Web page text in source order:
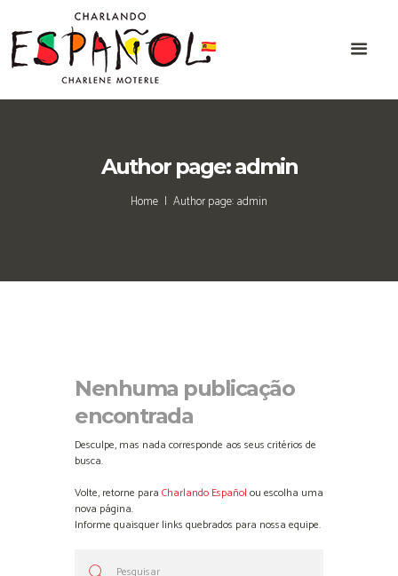
Author page: admin
Home Author page: admin
Nenhuma publicação
encontrada
Desculpe, mas nada corresponde aos seus critérios de
busca.
Volte, retorne para Charlando Español ou escolha uma
nova página.
Informe quaisquer links quebrados para nossa equipe.